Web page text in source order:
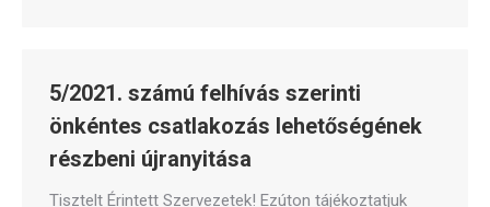
5/2021. számú felhívás szerinti
önkéntes csatlakozás lehetőségének
részbeni újranyitása
Tisztelt Érintett Szervezetek! Ezúton tájékoztatjuk